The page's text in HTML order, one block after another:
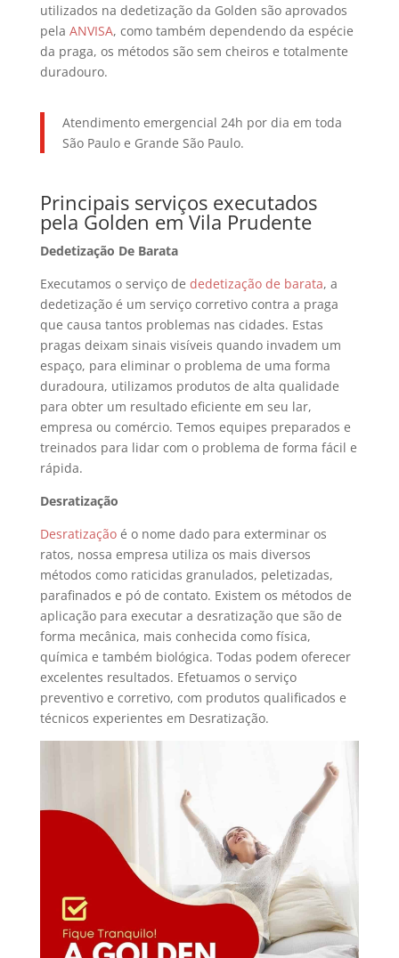
utilizados na dedetização da Golden são aprovados
pela ANVISA, como também dependendo da espécie
da praga, os métodos são sem cheiros e totalmente
duradouro.
Atendimento emergencial 24h por dia em toda
São Paulo e Grande São Paulo.
Principais serviços executados
pela Golden em Vila Prudente
Dedetização De Barata
Executamos o serviço de dedetização de barata, a
dedetização é um serviço corretivo contra a praga
que causa tantos problemas nas cidades. Estas
pragas deixam sinais visíveis quando invadem um
espaço, para eliminar o problema de uma forma
duradoura, utilizamos produtos de alta qualidade
para obter um resultado eficiente em seu lar,
empresa ou comércio. Temos equipes preparados e
treinados para lidar com o problema de forma fácil e
rápida.
Desratização
Desratização é o nome dado para exterminar os
ratos, nossa empresa utiliza os mais diversos
métodos como raticidas granulados, peletizadas,
parafinados e pó de contato. Existem os métodos de
aplicação para executar a desratização que são de
forma mecânica, mais conhecida como física,
química e também biológica. Todas podem oferecer
excelentes resultados. Efetuamos o serviço
preventivo e corretivo, com produtos qualificados e
técnicos experientes em Desratização.